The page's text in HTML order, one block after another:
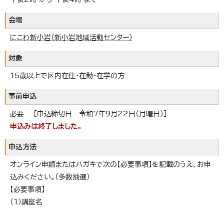
会場
にこわ新小岩（新小岩地域活動センター）
対象
15歳以上で区内在住・在勤・在学の方
事前申込
必要 ［申込締切日 令和7年9月22日（月曜日）］
申込みは終了しました。
申込方法
オンライン申請またはハガキで次の【必要事項】を記載のうえ、お申
込みください。（多数抽選）
【必要事項】
（1）講座名